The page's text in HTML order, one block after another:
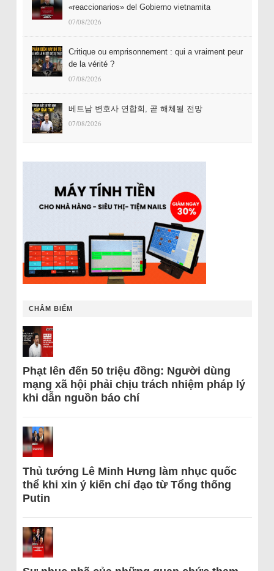
«reaccionarios» del Gobierno vietnamita
07/08/2026
Critique ou emprisonnement : qui a vraiment peur
de la vérité ?
07/08/2026
베트남 변호사 연합회, 곧 해체될 전망
07/08/2026
CHÂM BIẾM
Phạt lên đến 50 triệu đồng: Người dùng
mạng xã hội phải chịu trách nhiệm pháp lý
khi dẫn nguồn báo chí
Thủ tướng Lê Minh Hưng làm nhục quốc
thể khi xin ý kiến chỉ đạo từ Tổng thống
Putin